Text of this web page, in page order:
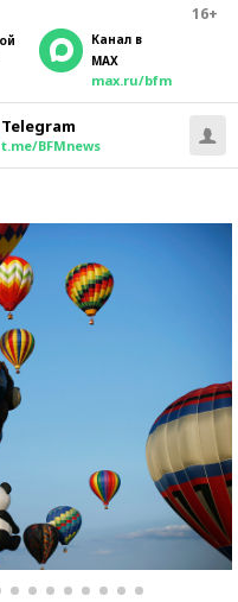
16+
Канал в
MAX
max.ru/bfm
Telegram
t.me/BFMnews